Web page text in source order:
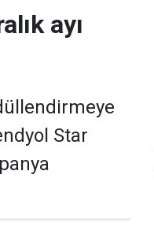
ayı
Star